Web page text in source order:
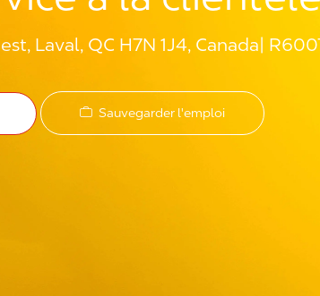
Laval, QC H7N 1J4, Canada
Sauvegarder l'emploi